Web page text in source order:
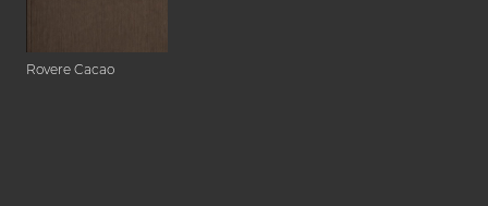
Rovere Cacao